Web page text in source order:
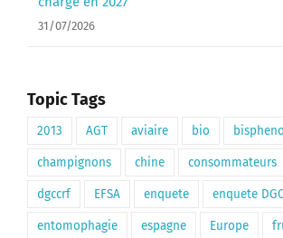
31/07/2026
Topic Tags
2013 AGT aviaire bio
champignons chine consommateurs
dgccrf EFSA enquete enquete
entomophagie espagne Europe